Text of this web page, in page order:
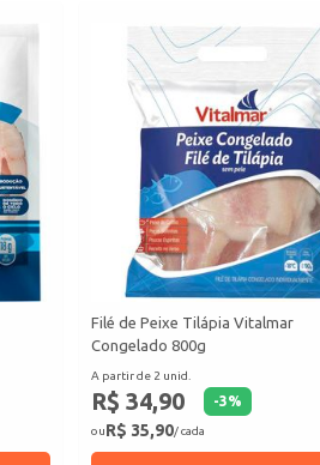
Filé de Peixe Tilápia Vitalmar
Congelado 800g
A partir de 2 unid.
R$ 34,90 -3%
ouR$ 35,90/ cada